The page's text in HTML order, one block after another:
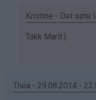
Kristine - Det søte
Som
Marit
Takk Marit:)
Thea - 29.08.2014 -